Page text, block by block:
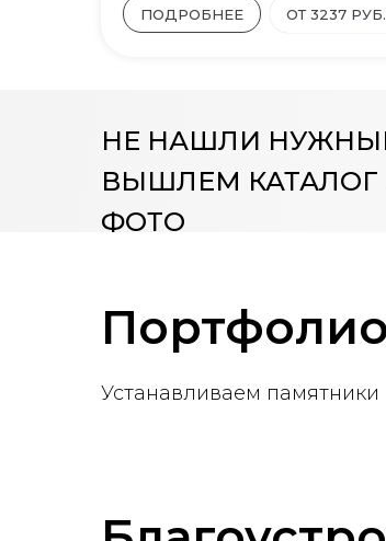
ПОДРОБНЕЕ ОТ 3237 РУБ.
НЕ НАШЛИ
ВЫШЛЕМ КАТАЛОГ
ФОТО
Устанавливаем памятники